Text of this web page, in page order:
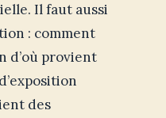
Il faut aussi
: comment
d’où provient
des